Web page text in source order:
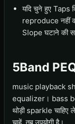
यदि चुने हुए
reproduce नहीं
Slope घटाने की
5Band
music playback
equalizer। bass
थोड़ी sparkle